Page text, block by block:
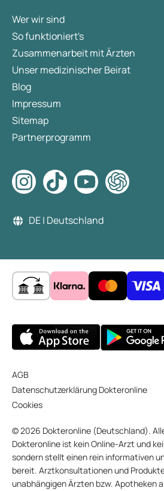
Wer wir sind
So funktioniert's
Zusammenarbeit mit Ärzten
Unser medizinischer Beirat
Blog
Impressum
Sitemap
Partnerprogramm
DE | Deutschland
AGB
Datenschutzerklärung Dokteronline
Cookies
© 2026 Dokteronline (Deutschland).
Dokteronline ist kein Online-Arzt und
sondern stellt einen rein informativen
bereit. Arztkonsultationen und
unabhängigen Ärzten bzw. Apotheken